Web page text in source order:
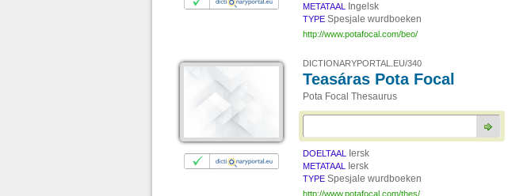
METATAAL Ingelsk
TYPE Spesjale wurdboeken
http://www.potafocal.com/beo/
DICTIONARYPORTAL.EU/340
Teasáras Pota Focal
Pota Focal Thesaurus
DOELTAAL Iersk
METATAAL Iersk
TYPE Spesjale wurdboeken
http://www.potafocal.com/thes/